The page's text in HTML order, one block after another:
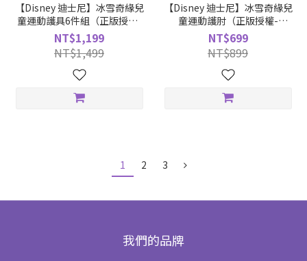
【Disney 迪士尼】冰雪奇緣兒
童運動護具6件組（正版授權-
MESUCA麥斯卡／直排輪護
具、滑板護具）
NT$1,199
NT$1,499
【Disney 迪士尼】冰雪奇緣兒
童運動護肘（正版授權-
MESUCA麥斯卡／運動護膝、
直排輪護肘）
NT$699
NT$899
1 2 3
我們的品牌